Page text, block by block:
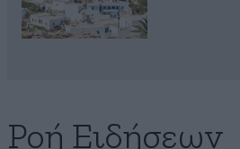
Ροή Ειδήσεων